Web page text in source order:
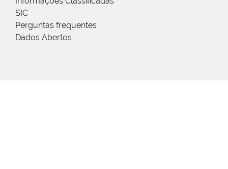
SIC
Perguntas frequentes
Dados Abertos